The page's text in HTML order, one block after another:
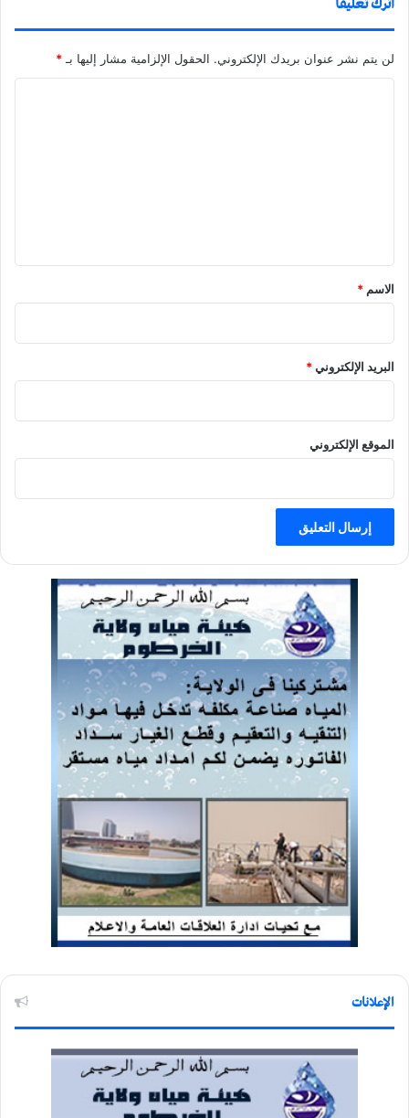
لن يتم نشر عنوان بريدك الإلكتروني. الحقول الإلزامية مشار إليها بـ *
الاسم *
البريد الإلكتروني*
الموقع الإلكتروني
الإعلانات